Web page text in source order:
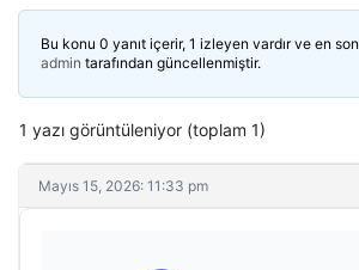
Bu konu 0 yanıt içerir, 1 izleyen vardır ve en son
admin tarafından güncellenmiştir.
1 yazı görüntüleniyor (toplam 1)
Mayıs 15, 2026: 11:33 pm